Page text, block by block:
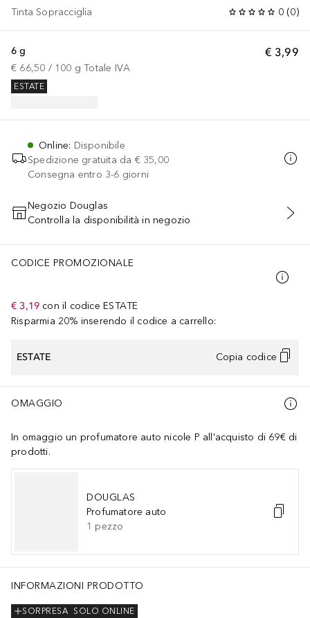
Tinta Sopracciglia 0 (0)
€ 3,99
6 g
€ 66,50 / 100 g Totale IVA
ESTATE
Online: Disponibile
Spedizione gratuita da € 35,00
Consegna entro 3-6 giorni
AGGIUNGI AL CARRELLO
Negozio Douglas
Controlla la disponibilità in negozio
CODICE PROMOZIONALE
€ 3,19 con il codice ESTATE
Risparmia 20% inserendo il codice a carrello:
ESTATE Copia codice
OMAGGIO
In omaggio un profumatore auto nicole P all'acquisto di 69€ di
prodotti.
DOUGLAS
Profumatore auto
1 pezzo
INFORMAZIONI PRODOTTO
SOLO ONLINE
SORPRESA